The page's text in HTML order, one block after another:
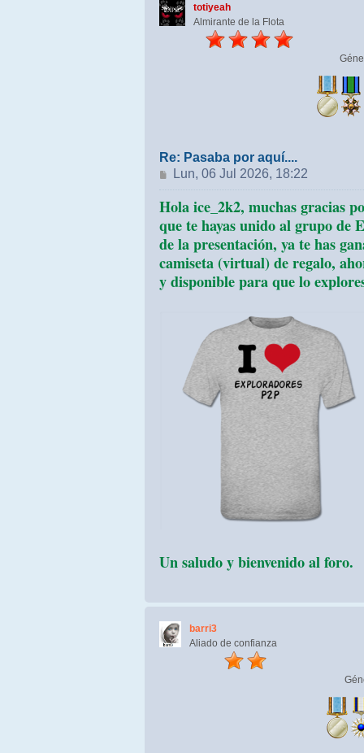
totiyeah
Almirante de la Flota
Re: Pasaba por aquí....
Mensaje
Lun, 06 Jul 2026, 18:22
Hola ice_2k2, muchas gracias
que te hayas unido al grupo de
de la presentación, ya te has
camiseta (virtual) de regalo,
y disponible para que lo
Un saludo y bienvenido al foro.
barri3
Aliado de confianza